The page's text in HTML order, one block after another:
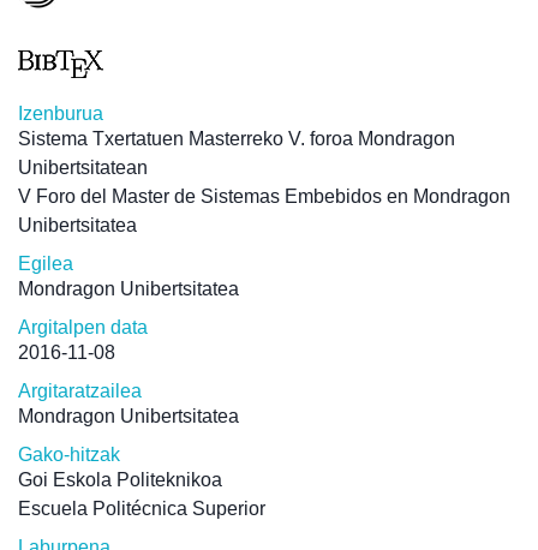
Izenburua
Sistema Txertatuen Masterreko V. foroa Mondragon
Unibertsitatean
V Foro del Master de Sistemas Embebidos en Mondragon
Unibertsitatea
Egilea
Mondragon Unibertsitatea
Argitalpen data
2016-11-08
Argitaratzailea
Mondragon Unibertsitatea
Gako-hitzak
Goi Eskola Politeknikoa
Escuela Politécnica Superior